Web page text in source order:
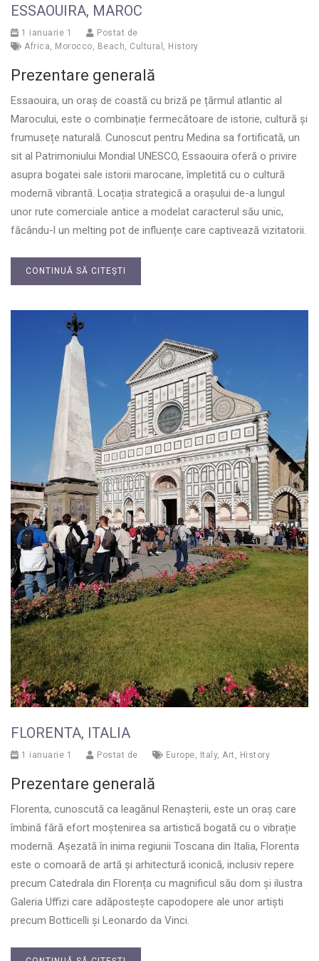
ESSAOUIRA, MAROC
1 ianuarie 1
Postat de
Africa, Morocco, Beach, Cultural , History
Prezentare generală
Essaouira, un oraș de coastă cu briză pe țărmul atlantic al
Marocului, este o combinație fermecătoare de istorie, cultură și
frumusețe naturală. Cunoscut pentru Medina sa fortificată, un
sit al Patrimoniului Mondial UNESCO, Essaouira oferă o privire
asupra bogatei sale istorii marocane, împletită cu o cultură
modernă vibrantă. Locația strategică a orașului de-a lungul
unor rute comerciale antice a modelat caracterul său unic,
făcându-l un melting pot de influențe care captivează vizitatorii.
CONTINUĂ SĂ CITEȘTI
FLORENTA, ITALIA
1 ianuarie 1 Postat de Europe, Italy, Art , History
Prezentare generală
Florenta, cunoscută ca leagănul Renașterii, este un oraș care
îmbină fără efort moștenirea sa artistică bogată cu o vibrație
modernă. Așezată în inima regiunii Toscana din Italia, Florenta
este o comoară de artă și arhitectură iconică, inclusiv repere
precum Catedrala din Florența cu magnificul său dom și ilustra
Galeria Uffizi care adăpostește capodopere ale unor artiști
precum Botticelli și Leonardo da Vinci.